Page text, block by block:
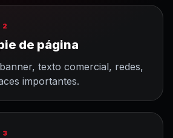
2
de página
texto comercial, redes,
importantes.
3